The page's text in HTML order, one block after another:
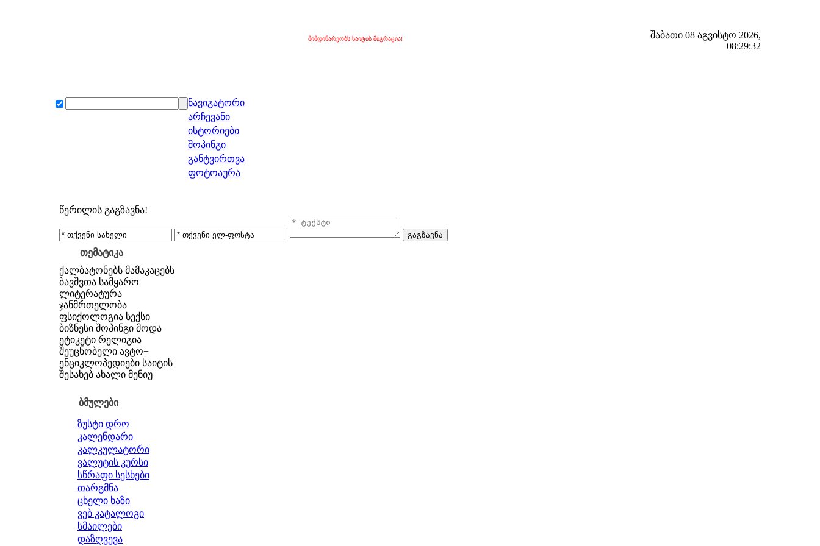
მიმდინარეობს საიტის მიგრაცია!
შაბათი 08 აგვისტო 2026,
08:29:33
ნავიგატორი
არჩევანი
ისტორიები
შოპინგი
განტვირთვა
ფოტოაურა
წერილის გაგზავნა!
თემატიკა
ქალბატონებს მამაკაცებს
ბავშვთა სამყარო
ლიტერატურა
ჯანმრთელობა
ფსიქოლოგია სექსი
ბიზნესი შოპინგი მოდა
ეტიკეტი რელიგია
შეუცნობელი ავტო+
ენციკლოპედიები საიტის
შესახებ ახალი მენიუ
ბმულები
ზუსტი დრო
კალენდარი
კალკულატორი
ვალუტის კურსი
სწრაფი სესხები
თარგმნა
ცხელი ხაზი
ვებ კატალოგი
სმაილები
დაზღვევა